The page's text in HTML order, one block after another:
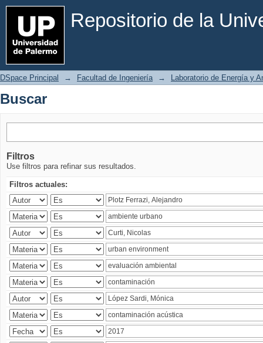
Repositorio de la
Buscar
DSpace Principal → Facultad de Ingeniería → Laboratorio de Energía y
Buscar
Filtros
Use filtros para refinar sus resultados.
Filtros actuales: